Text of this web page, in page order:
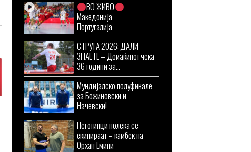
ВО ЖИВО
Македонија –
Португалија
СТРУГА 2026: ДАЛИ
ЗНАЕТЕ – Домаќинот чека
36 години за...
Мундијалско полуфинале
за Божиновски и
Начевски!
Неготинци полека се
екипираат – камбек на
Орхан Емини